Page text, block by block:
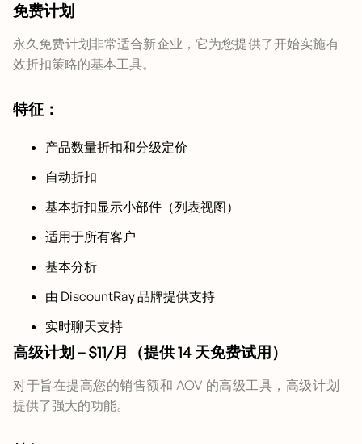
免费计划
永久免费计划非常适合新企业，它为您提供了开始实施有
效折扣策略的基本工具。
特征：
产品数量折扣和分级定价
自动折扣
基本折扣显示小部件（列表视图）
适用于所有客户
基本分析
由 DiscountRay 品牌提供支持
实时聊天支持
高级计划 – $11/月（提供 14 天免费试用）
对于旨在提高您的销售额和 AOV 的高级工具，高级计划
提供了强大的功能。